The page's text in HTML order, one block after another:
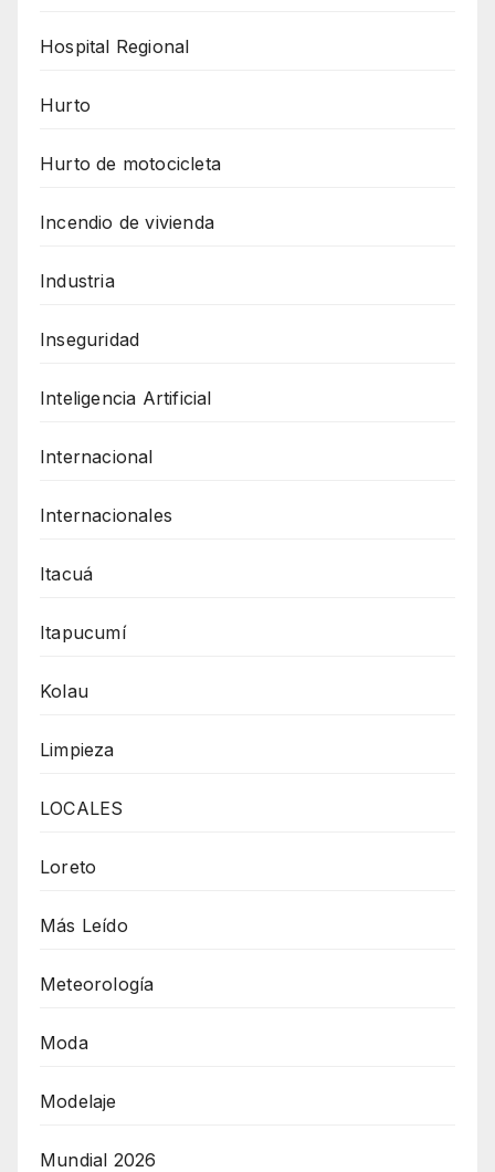
Hospital Regional
Hurto
Hurto de motocicleta
Incendio de vivienda
Industria
Inseguridad
Inteligencia Artificial
Internacional
Internacionales
Itacuá
Itapucumí
Kolau
Limpieza
LOCALES
Loreto
Más Leído
Meteorología
Moda
Modelaje
Mundial 2026